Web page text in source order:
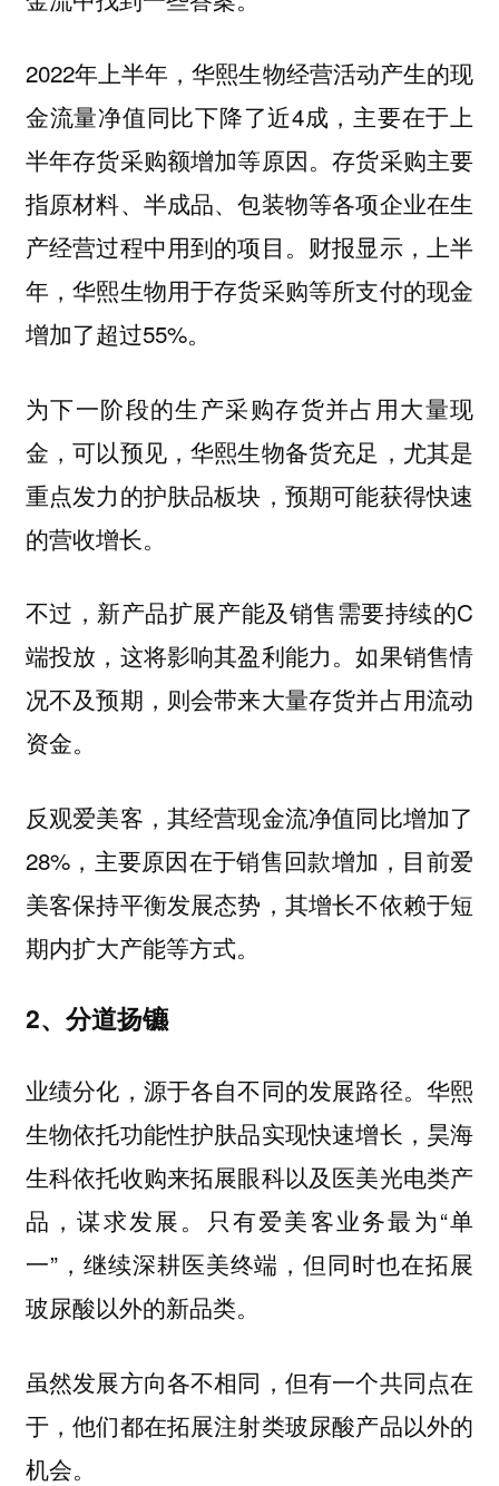
2022年上半年，华熙生物经营活动产生的现
金流量净值同比下降了近4成，主要在于上
半年存货采购额增加等原因。存货采购主要
指原材料、半成品、包装物等各项企业在生
产经营过程中用到的项目。财报显示，上半
年，华熙生物用于存货采购等所支付的现金
增加了超过55%。
为下一阶段的生产采购存货并占用大量现
金，可以预见，华熙生物备货充足，尤其是
重点发力的护肤品板块，预期可能获得快速
的营收增长。
不过，新产品扩展产能及销售需要持续的C
端投放，这将影响其盈利能力。如果销售情
况不及预期，则会带来大量存货并占用流动
资金。
反观爱美客，其经营现金流净值同比增加了
28%，主要原因在于销售回款增加，目前爱
美客保持平衡发展态势，其增长不依赖于短
期内扩大产能等方式。
2、分道扬镳
业绩分化，源于各自不同的发展路径。华熙
生物依托功能性护肤品实现快速增长，昊海
生科依托收购来拓展眼科以及医美光电类产
品，谋求发展。只有爱美客业务最为“单
一”，继续深耕医美终端，但同时也在拓展
玻尿酸以外的新品类。
虽然发展方向各不相同，但有一个共同点在
于，他们都在拓展注射类玻尿酸产品以外的
机会。